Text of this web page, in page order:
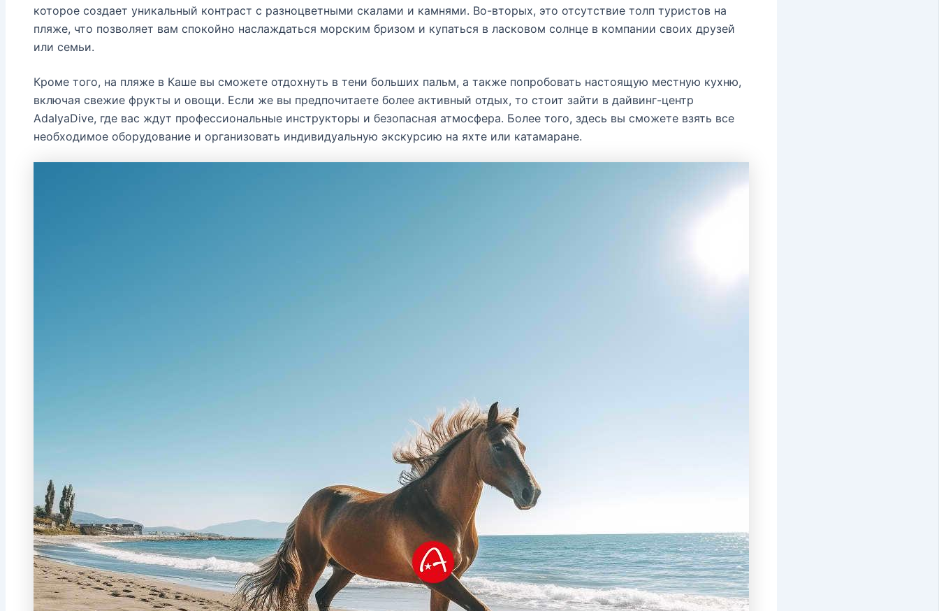
которое создает уникальный контраст с разноцветными скалами и камнями. Во-вторых, это отсутствие толп туристов на
пляже, что позволяет вам спокойно наслаждаться морским бризом и купаться в ласковом солнце в компании своих друзей
или семьи.
Кроме того, на пляже в Каше вы сможете отдохнуть в тени больших пальм, а также попробовать настоящую местную кухню,
включая свежие фрукты и овощи. Если же вы предпочитаете более активный отдых, то стоит зайти в дайвинг-центр
AdalyaDive, где вас ждут профессиональные инструкторы и безопасная атмосфера. Более того, здесь вы сможете взять все
необходимое оборудование и организовать индивидуальную экскурсию на яхте или катамаране.